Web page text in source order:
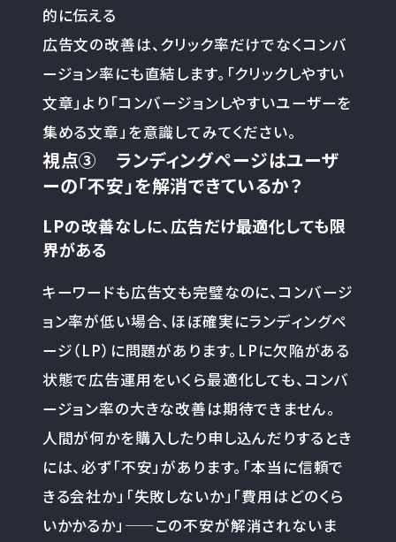
的に伝える
広告文の改善は、クリック率だけでなくコンバ
ージョン率にも直結します。「クリックしやすい
文章」より「コンバージョンしやすいユーザーを
集める文章」を意識してみてください。
視点③ ランディングページはユーザ
ーの「不安」を解消できているか？
LPの改善なしに、広告だけ最適化しても限
界がある
キーワードも広告文も完璧なのに、コンバージ
ョン率が低い場合、ほぼ確実にランディングペ
ージ（LP）に問題があります。LPに欠陥がある
状態で広告運用をいくら最適化しても、コンバ
ージョン率の大きな改善は期待できません。
人間が何かを購入したり申し込んだりするとき
には、必ず「不安」があります。「本当に信頼で
きる会社か」「失敗しないか」「費用はどのくら
いかかるか」——この不安が解消されないま